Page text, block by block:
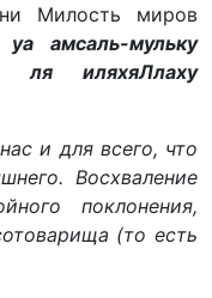
Милость миров
уа амсаль-мульку
ля иляхяЛлаху
и для всего, что
Восхваление
поклонения,
(то есть